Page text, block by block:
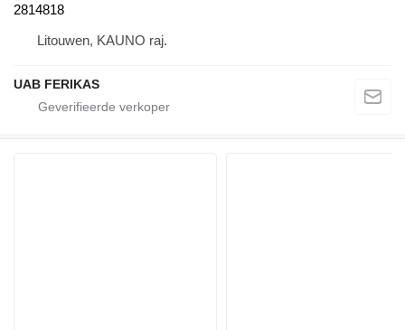
2814818
Litouwen, KAUNO raj.
UAB FERIKAS